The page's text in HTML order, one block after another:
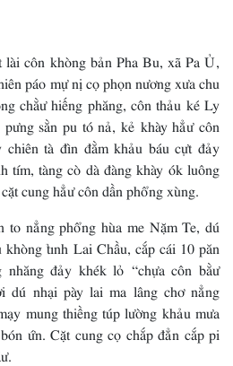
côn khòng bản Pha Bu, xã Pa Ủ,
páo mự nị cọ phọn nương xưa chu
chằư hiếng phăng, côn thảu ké Ly
sằn pu tó nả, kẻ khày hẳư côn
tà đìn đằm khảu báu cựt đảy
tím, tàng cò dà đàng khày ók luông
cung hẳư côn dần phổng xùng.
nẳng phổng hùa me Nặm Te, dú
tỉnh Lai Chầu, cắp cái 10 păn
đảy khék lỏ “chựa côn bằư
dú nhại pày lai ma lâng chơ nẳng
mung thiềng túp lường khảu mưa
ứn. Cặt cung cọ chắp đẳn cắp pi